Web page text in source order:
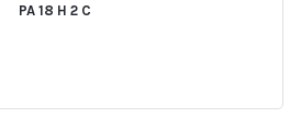
PA 18 H 2 C